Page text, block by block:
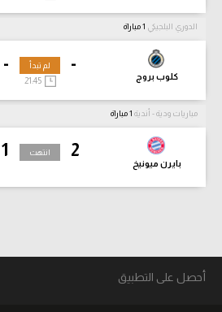
الدوري البلجيكي
-
كلوب بروج
- لم تبدأ
21:45
مباريات ودية - أندية
2
بايرن ميونيخ
1 انتهت
أحصل على التطبيق